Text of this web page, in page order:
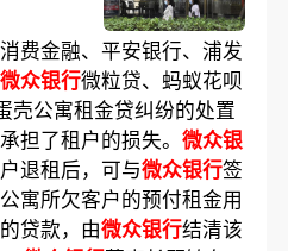
费金融、平安银行、浦发
微众银行微粒贷、蚂蚁花呗
公寓租金贷纠纷的处置
承担了租户的损失。 微众银
退租后，可与微众银行签
寓所欠客户的预付租金用
的贷款，由微众银行结清该